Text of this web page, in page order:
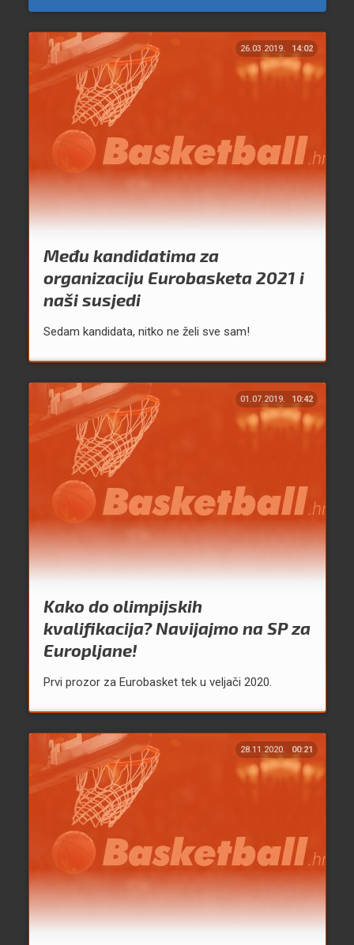
26.03.2019. 14:02
Među kandidatima za
organizaciju Eurobasketa 2021 i
naši susjedi
Sedam kandidata, nitko ne želi sve sam!
01.07.2019. 10:42
Kako do olimpijskih
kvalifikacija? Navijajmo na SP za
Europljane!
Prvi prozor za Eurobasket tek u veljači 2020.
28.11.2020. 00:21